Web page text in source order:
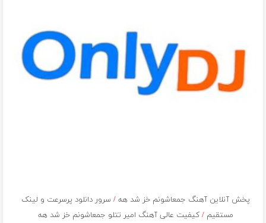
پخش آنلاین آهنگ جمعاشونم خز شد هه/ سرور دانلود پرسرعت و لینک
مستقیم/ کیفیت عالی آهنگ امیر تتلو جمعاشونم خز شد هه